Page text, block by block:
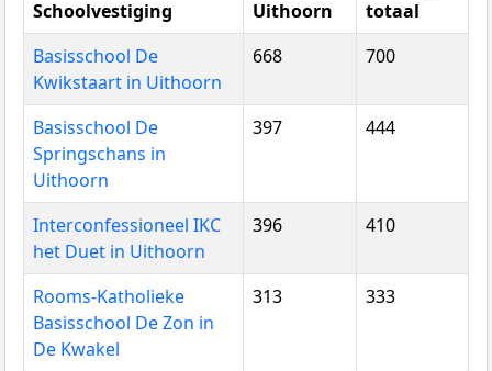
Schoolvestiging
Uithoorn
totaal
Basisschool De
Kwikstaart in Uithoorn
668 700
Basisschool De
Springschans in
Uithoorn
397 444
Interconfessioneel IKC
het Duet in Uithoorn
396 410
Rooms-Katholieke
Basisschool De Zon in
De Kwakel
313 333